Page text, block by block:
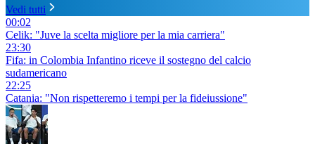
Vedi tutti
00:02
Celik: "Juve la scelta migliore per la mia carriera"
23:30
Fifa: in Colombia Infantino riceve il sostegno del calcio
sudamericano
22:25
Catania: "Non rispetteremo i tempi per la fideiussione"